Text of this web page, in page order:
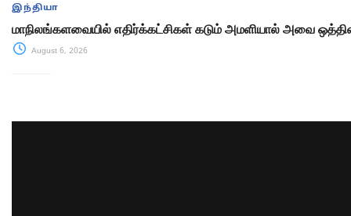
இந்தியா
மாநிலங்களவையில் எதிர்க்கட்சிகள் கடும் அமளியால் அவை
August 6, 2026